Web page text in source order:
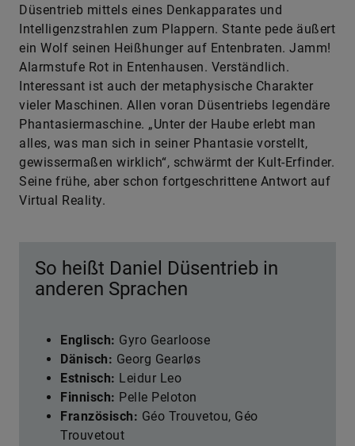
Düsentrieb mittels eines Denkapparates und
Intelligenzstrahlen zum Plappern. Stante pede äußert
ein Wolf seinen Heißhunger auf Entenbraten. Jamm!
Alarmstufe Rot in Entenhausen. Verständlich.
Interessant ist auch der metaphysische Charakter
vieler Maschinen. Allen voran Düsentriebs legendäre
Phantasiermaschine. „Unter der Haube erlebt man
alles, was man sich in seiner Phantasie vorstellt,
gewissermaßen wirklich“, schwärmt der Kult-Erfinder.
Seine frühe, aber schon fortgeschrittene Antwort auf
Virtual Reality.
So heißt Daniel Düsentrieb in
anderen Sprachen
Englisch: Gyro Gearloose
Dänisch: Georg Gearløs
Estnisch: Leidur Leo
Finnisch: Pelle Peloton
Französisch: Géo Trouvetou, Géo
Trouvetout